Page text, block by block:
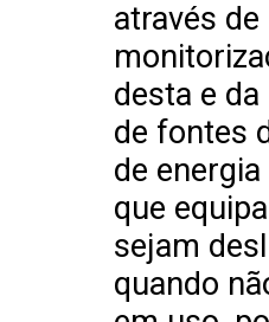
através de
desta e
de fontes
de
que
sejam
quando